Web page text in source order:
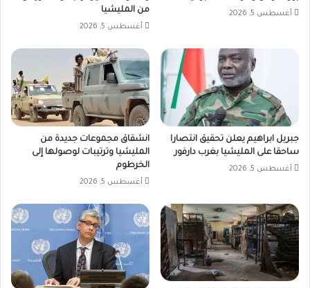
أغسطس 5, 2026
من المليشيا
أغسطس 5, 2026
جبريل ابراهيم يعلن تحقيق انتصارا
ساحقا على المليشيا بغرب دارفور
أغسطس 5, 2026
انشقاق مجموعات جديدة من
المليشيا وترتيبات لوصولها إلى
الخرطوم
أغسطس 5, 2026